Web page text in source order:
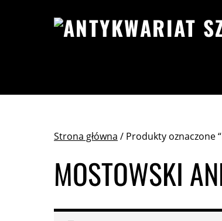
Strona główna / Produkty oznaczone
MOSTOWSKI